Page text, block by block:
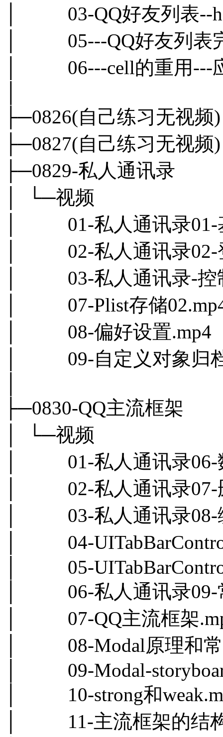
│ 03-QQ好友列表--
│ 05---QQ好友列表
│ 06---cell的重用---应
├─0826(自己练习无视频)
├─0827(自己练习无视频)
├─0829-私人通讯录
│ └─视频
│ 01-私人通讯录01-
│ 02-私人通讯录02-
│ 03-私人通讯录-控
│ 07-Plist存储
│ 08-偏好设置.mp4
│ 09-自定义对象归
├─0830-QQ主流框架
│ └─视频
│ 01-私人通讯录06-
│ 02-私人通讯录07-
│ 03-私人通讯录08-
│ 04-
│ 05-
│ 06-私人通讯录09-
│ 07-QQ主流框架
│ 08-Modal原理和常
│ 09-Modal-
│ 10-strong和
│ 11-主流框架的结